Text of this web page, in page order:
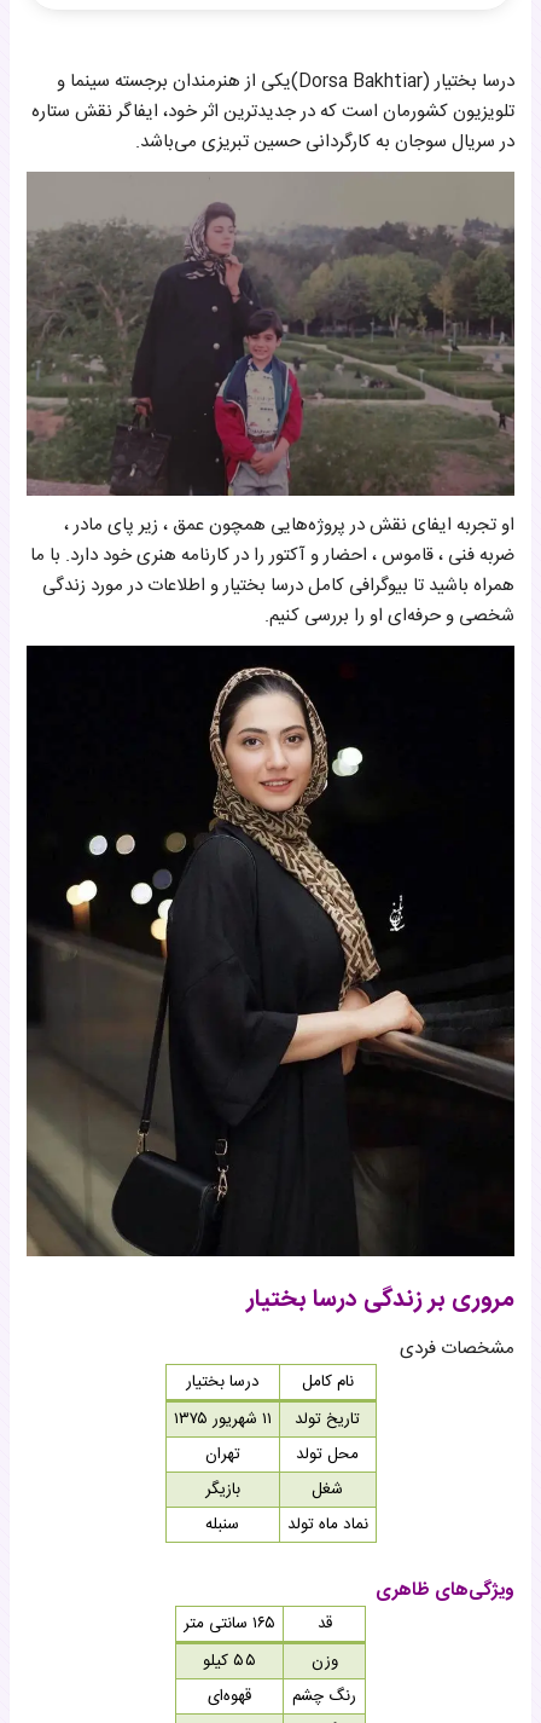
زندگی شخصی و هنری درسا بختیار
زندگی شخصی درسا بختیار
درسا بختیار (Dorsa Bakhtiar)یکی از هنرمندان برجسته سینما و
تلویزیون کشورمان است که در جدیدترین اثر خود، ایفاگر نقش ستاره
در سریال سوجان به کارگردانی حسین تبریزی می‌باشد.
او تجربه ایفای نقش در پروژه‌هایی همچون عمق ، زیر پای مادر ،
ضربه فنی ، قاموس ، احضار و آکتور را در کارنامه هنری خود دارد. با ما
همراه باشید تا بیوگرافی کامل درسا بختیار و اطلاعات در مورد زندگی
شخصی و حرفه‌ای او را بررسی کنیم.
مروری بر زندگی درسا بختیار
مشخصات فردی
نام کامل
درسا بختیار
تاریخ تولد
۱۱ شهریور ۱۳۷۵
محل تولد
تهران
شغل
بازیگر
نماد ماه تولد
سنبله
ویژگی‌های ظاهری
قد
۱۶۵ سانتی متر
وزن
۵۵ کیلو
رنگ چشم
قهوه‌ای